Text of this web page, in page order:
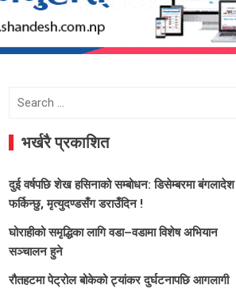
Search
भर्खरै प्रकाशित
दुई वर्षपछि शेख हसिनाको सम्बोधन: डिसेम्बरमा बंगलादेश
फर्किन्छु, मृत्युदण्डसँग डराउँदिन !
घोराहीको समृद्धिका लागि वडा–वडामा विशेष अभियान
सञ्चालन हुने
रौतहटमा पेट्रोल बोकेको ट्यांकर दुर्घटनापछि आगलागी